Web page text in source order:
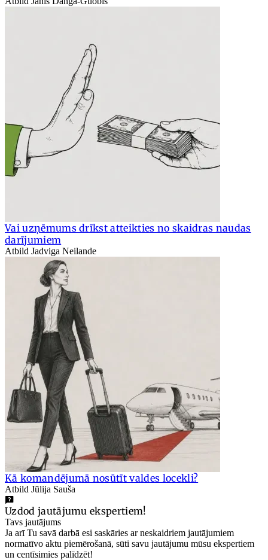
Vai uzņēmums drīkst atteikties no skaidras naudas
darījumiem
Atbild Jadviga Neilande
Kā komandējumā nosūtīt valdes locekli?
Atbild Jūlija Sauša
Uzdod jautājumu ekspertiem!
Tavs jautājums
Ja arī Tu savā darbā esi saskāries ar neskaidriem jautājumiem
normatīvo aktu piemērošanā, sūti savu jautājumu mūsu ekspertiem
un centīsimies palīdzēt!